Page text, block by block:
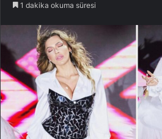
1 dakika okuma süresi